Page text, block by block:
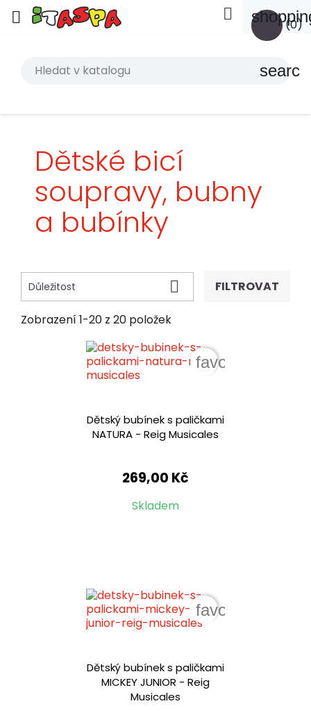
 (0)

search
Dětské bicí
soupravy, bubny
a bubínky
Důležitost  FILTROVAT
Zobrazení 1-20 z 20 položek
Dětský bubínek s paličkami
NATURA - Reig Musicales
269,00 Kč
Skladem
favorite_border
Dětský bubínek s paličkami
MICKEY JUNIOR - Reig
Musicales
favorite_border